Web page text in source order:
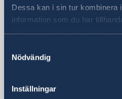
Dessa kan i sin tur kombinera
information som du har
samlat in när du har använt
Nödvändig
Inställningar
访问总领事馆
瑞典驻上海总领事馆
邮编： 200020
周一至周五 9:00 - 11:00